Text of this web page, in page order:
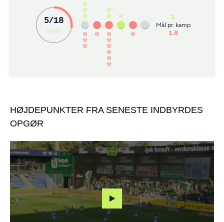
HØJDEPUNKTER FRA SENESTE INDBYRDES
OPGØR